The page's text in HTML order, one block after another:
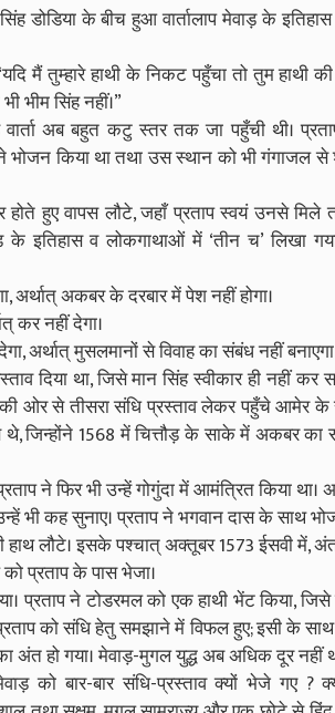
डोडिया के बीच हुआ वार्तालाप मेवाड़ के
मैं तुम्हारे हाथी के निकट पहुँचा तो तुम हाथी
भीम सिंह नहीं।”
अब बहुत कटु स्तर तक जा पहुँची थी।
भोजन किया था तथा उस स्थान को भी गंगाजल से
हुए वापस लौटे, जहाँ प्रताप स्वयं उनसे मिले
इतिहास व लोकगाथाओं में ‘तीन च’ लिखा
अर्थात् अकबर के दरबार में पेश नहीं होगा।
कर नहीं देगा।
अर्थात् मुसलमानों से विवाह का संबंध नहीं
दिया था, जिसे मान सिंह स्वीकार ही नहीं
ओर से तीसरा संधि प्रस्ताव लेकर पहुँचे आमेर के
जिन्होंने 1568 में चित्तौड़ के साके में अकबर का
ने फिर भी उन्हें गोगुंदा में आमंत्रित किया
भी कह सुनाए। प्रताप ने भगवान दास के साथ
हाथ लौटे। इसके पश्चात् अक्तूबर 1573 ईसवी में,
प्रताप के पास भेजा।
प्रताप ने टोडरमल को एक हाथी भेंट किया,
को संधि हेतु समझाने में विफल हुए; इसी के साथ
अंत हो गया। मेवाड़-मुगल युद्ध अब अधिक दूर नहीं
को बार-बार संधि-प्रस्ताव क्यों भेजे गए ?